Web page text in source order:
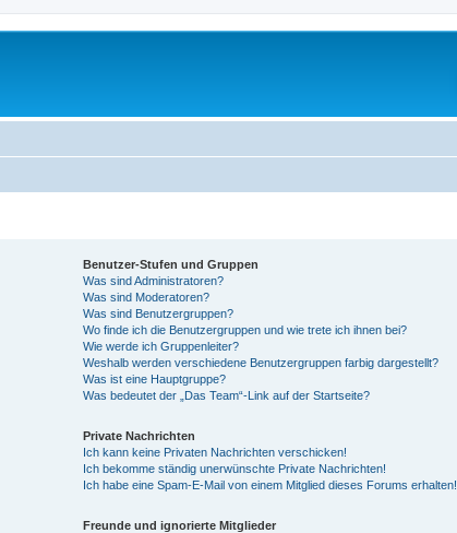
Benutzer-Stufen und Gruppen
Was sind Administratoren?
Was sind Moderatoren?
Was sind Benutzergruppen?
Wo finde ich die Benutzergruppen und wie trete ich ihnen bei?
Wie werde ich Gruppenleiter?
Weshalb werden verschiedene Benutzergruppen farbig dargestellt?
Was ist eine Hauptgruppe?
Was bedeutet der „Das Team“-Link auf der Startseite?
Private Nachrichten
Ich kann keine Privaten Nachrichten verschicken!
Ich bekomme ständig unerwünschte Private Nachrichten!
Ich habe eine Spam-E-Mail von einem Mitglied dieses Forums erhalten!
Freunde und ignorierte Mitglieder